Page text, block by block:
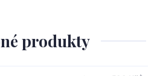
produkty